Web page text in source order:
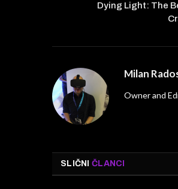
Dying Light: The
Milan
Owner and
SLIČNI ČLANCI